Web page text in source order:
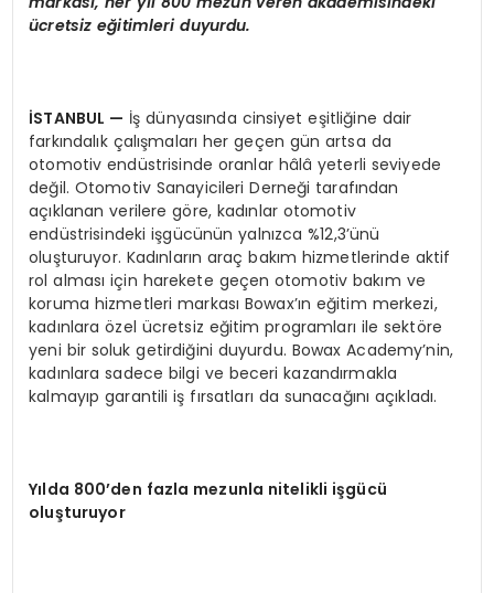
ücretsiz eğitimleri duyurdu.
İSTANBUL — İş dünyasında cinsiyet eşitliğine dair
farkındalık çalışmaları her geçen gün artsa da
otomotiv endüstrisinde oranlar hâlâ yeterli seviyede
değil. Otomotiv Sanayicileri Derneği tarafından
açıklanan verilere göre, kadınlar otomotiv
endüstrisindeki işgücünün yalnızca %12,3’ünü
oluşturuyor. Kadınların araç bakım hizmetlerinde aktif
rol alması için harekete geçen otomotiv bakım ve
koruma hizmetleri markası Bowax’ın eğitim merkezi,
kadınlara özel ücretsiz eğitim programları ile sektöre
yeni bir soluk getirdiğini duyurdu. Bowax Academy’nin,
kadınlara sadece bilgi ve beceri kazandırmakla
kalmayıp garantili iş fırsatları da sunacağını açıkladı.
Yılda 800’den fazla mezunla nitelikli işgücü
oluşturuyor